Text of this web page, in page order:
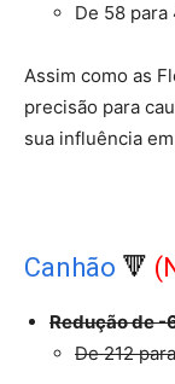
De 58 para
Assim como as
precisão para
sua influência
Canhão 🔻
Redução de -
De 212